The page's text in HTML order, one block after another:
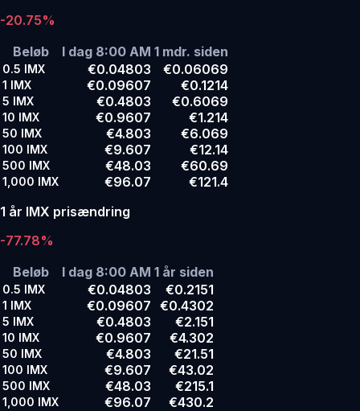
-20.75%
Beløb
I dag 8:00 AM 1 mdr. siden
0.5 IMX €0.04803 €0.06069
1 IMX €0.09607 €0.1214
5 IMX €0.4803 €0.6069
10 IMX €0.9607 €1.214
50 IMX €4.803 €6.069
100 IMX €9.607 €12.14
500 IMX €48.03 €60.69
1,000 IMX €96.07
€121.4
1 år IMX prisændring
-77.78%
Beløb
I dag 8:00 AM 1 år siden
0.5 IMX €0.04803 €0.2151
1 IMX €0.09607 €0.4302
5 IMX €0.4803 €2.151
10 IMX €0.9607 €4.302
50 IMX €4.803 €21.51
100 IMX €9.607 €43.02
500 IMX €48.03 €215.1
1,000 IMX €96.07
€430.2